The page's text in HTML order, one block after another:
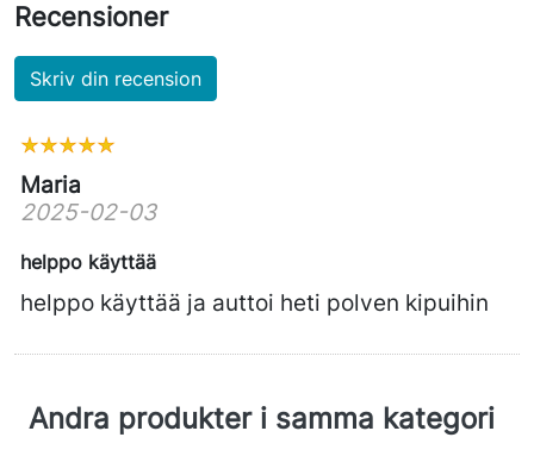
Recensioner
Skriv din recension
Maria
2025-02-03
helppo käyttää
helppo käyttää ja auttoi heti polven kipuihin
Andra produkter i samma kategori